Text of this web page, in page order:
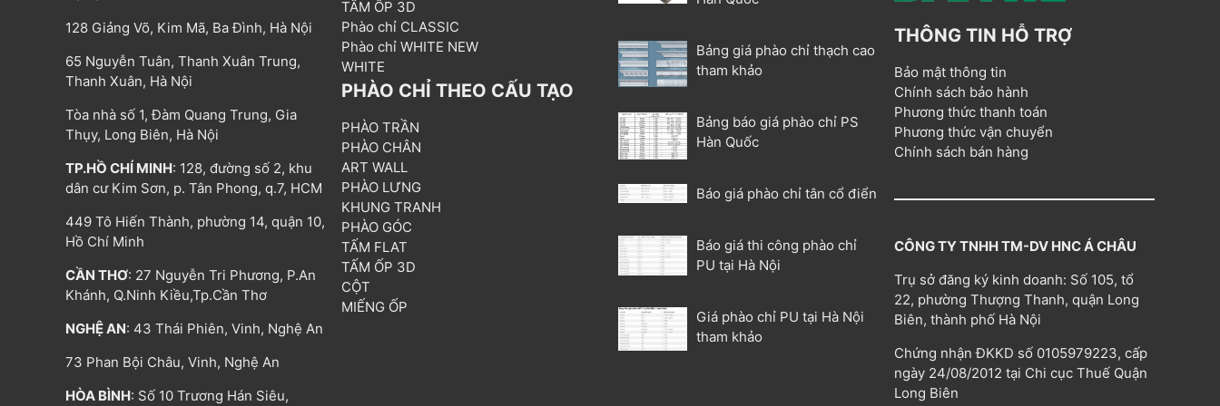
128 Giảng Võ, Kim Mã, Ba Đình, Hà Nội
65 Nguyễn Tuân, Thanh Xuân Trung,
Thanh Xuân, Hà Nội
Tòa nhà số 1, Đàm Quang Trung, Gia
Thụy, Long Biên, Hà Nội
TP.HỒ CHÍ MINH: 128, đường số 2, khu
dân cư Kim Sơn, p. Tân Phong, q.7, HCM
449 Tô Hiến Thành, phường 14, quận 10,
Hồ Chí Minh
CẦN THƠ: 27 Nguyễn Tri Phương, P.An
Khánh, Q.Ninh Kiều,Tp.Cần Thơ
NGHỆ AN: 43 Thái Phiên, Vinh, Nghệ An
73 Phan Bội Châu, Vinh, Nghệ An
HÒA BÌNH: Số 10 Trương Hán Siêu,
TẤM ỐP 3D
Phào chỉ CLASSIC
Phào chỉ WHITE NEW
WHITE
PHÀO CHỈ THEO CẤU TẠO
PHÀO TRẦN
PHÀO CHÂN
ART WALL
PHÀO LƯNG
KHUNG TRANH
PHÀO GÓC
TẤM FLAT
TẤM ỐP 3D
CỘT
MIẾNG ỐP
Bảng giá phào chỉ thạch cao
tham khảo
Bảng báo giá phào chỉ PS
Hàn Quốc
Báo giá phào chỉ tân cổ điển
Báo giá thi công phào chỉ
PU tại Hà Nội
Giá phào chỉ PU tại Hà Nội
tham khảo
THÔNG TIN HỖ TRỢ
Bảo mật thông tin
Chính sách bảo hành
Phương thức thanh toán
Phương thức vận chuyển
Chính sách bán hàng
CÔNG TY TNHH TM-DV HNC Á CHÂU
Trụ sở đăng ký kinh doanh: Số 105, tổ
22, phường Thượng Thanh, quận Long
Biên, thành phố Hà Nội
Chứng nhận ĐKKD số 0105979223, cấp
ngày 24/08/2012 tại Chi cục Thuế Quận
Long Biên